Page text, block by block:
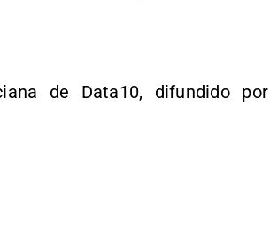
de Data10, difundido por